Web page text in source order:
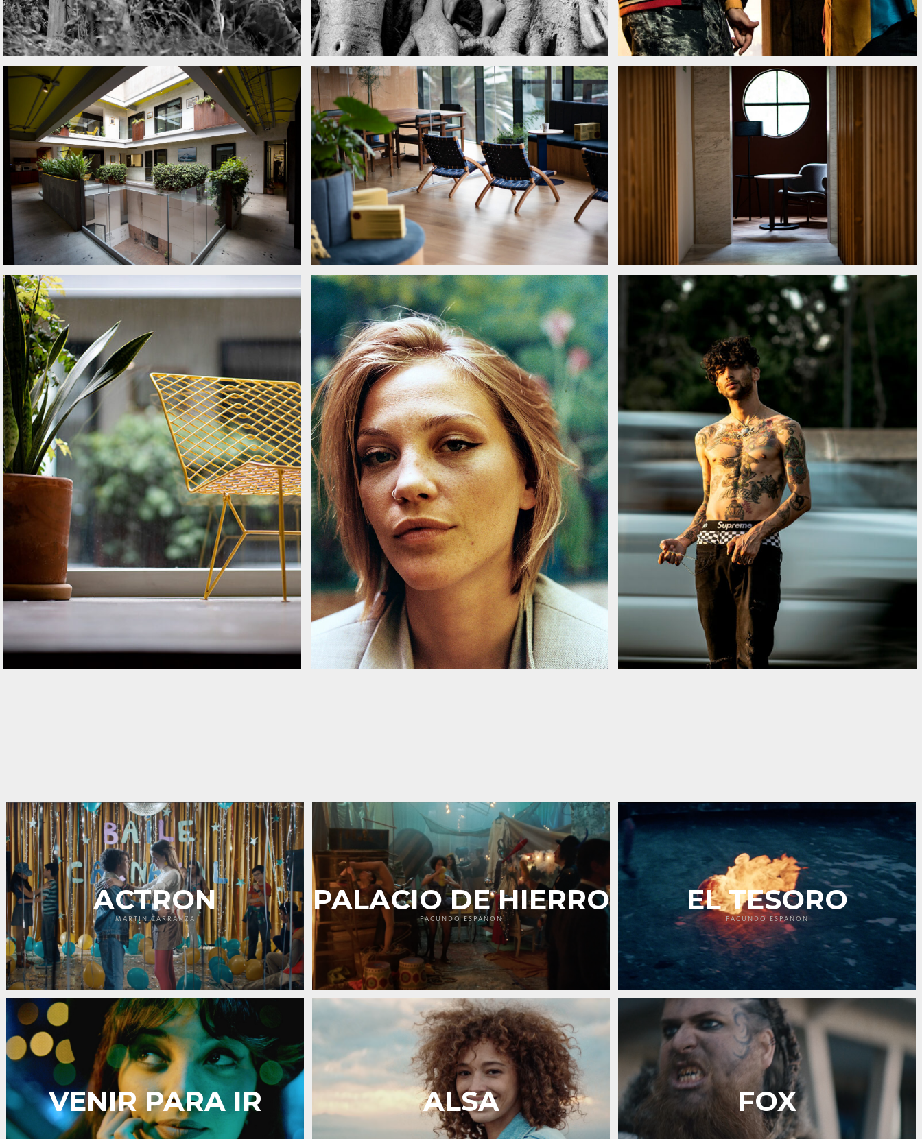
ACTRON
MARTÍN CARRANZA
PALACIO DE HIERRO
FACUNDO ESPAÑON
EL TESORO
FACUNDO ESPAÑON
VENIR PARA IR ALSA FOX